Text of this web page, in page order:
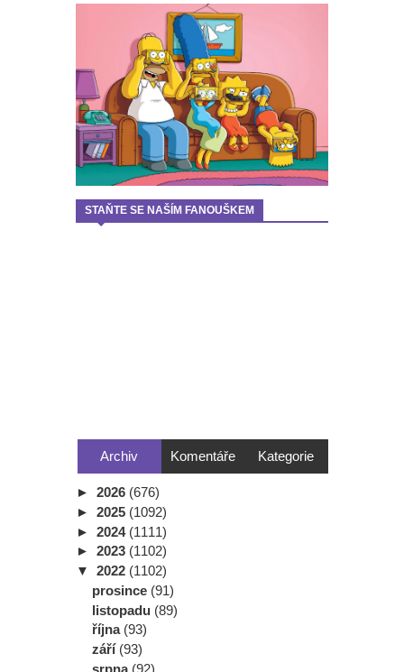
STAŇTE SE NAŠÍM FANOUŠKEM
Archiv Komentáře Kategorie
► 2026 (676)
► 2025 (1092)
► 2024 (1111)
► 2023 (1102)
▼ 2022 (1102)
prosince (91)
listopadu (89)
října (93)
září (93)
srpna (92)